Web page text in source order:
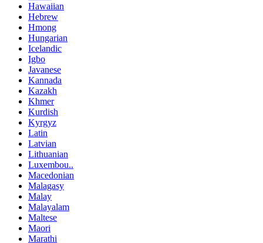
Hawaiian
Hebrew
Hmong
Hungarian
Icelandic
Igbo
Javanese
Kannada
Kazakh
Khmer
Kurdish
Kyrgyz
Latin
Latvian
Lithuanian
Luxembou..
Macedonian
Malagasy
Malay
Malayalam
Maltese
Maori
Marathi